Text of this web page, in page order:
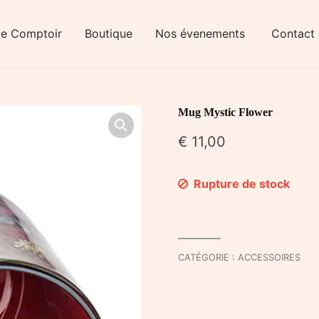
Comptoir Boutique Nos évenements Contact
Mug Mystic Flower
€ 11,00
Rupture de stock
CATÉGORIE :ACCESSOIRES